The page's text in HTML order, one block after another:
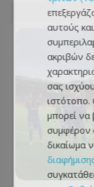
αυτούς
ακριβών
σας
ιστότοπο.
μπορεί να
συμφέρον
δικαίωμα